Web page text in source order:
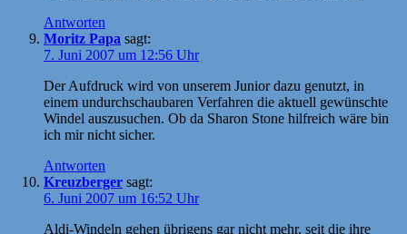
Antworten
Moritz Papa sagt:
7. Juni 2007 um 12:56 Uhr
Der Aufdruck wird von unserem Junior dazu genutzt, in
einem undurchschaubaren Verfahren die aktuell gewünschte
Windel auszusuchen. Ob da Sharon Stone hilfreich wäre bin
ich mir nicht sicher.
Antworten
Kreuzberger sagt:
6. Juni 2007 um 16:52 Uhr
Aldi-Windeln gehen übrigens gar nicht mehr, seit die ihre